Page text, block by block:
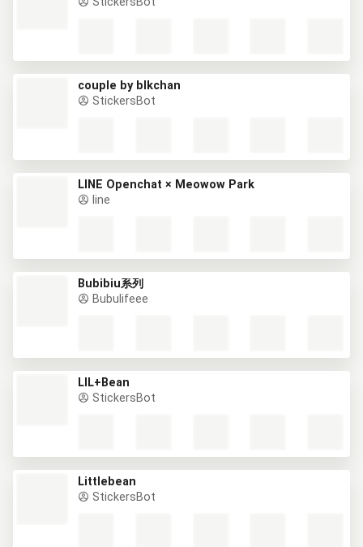
couple by blkchan
StickersBot
LINE Openchat × Meowow Park
line
Bubibiu系列
Bubulifeee
LIL+Bean
StickersBot
Littlebean
StickersBot